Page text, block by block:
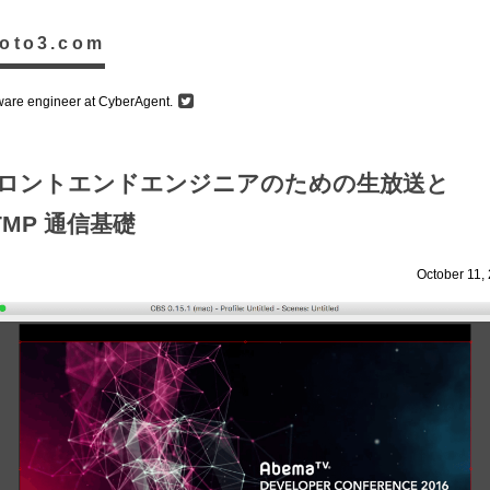
engineer at CyberAgent.
ントエンドエンジニアのための生放送と
通信基礎
October 11,